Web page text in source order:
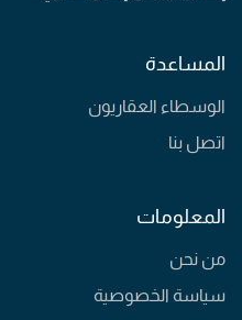
المساعدة
الوسطاء العقاريون
اتصل بنا
المعلومات
من نحن
سياسة الخصوصية